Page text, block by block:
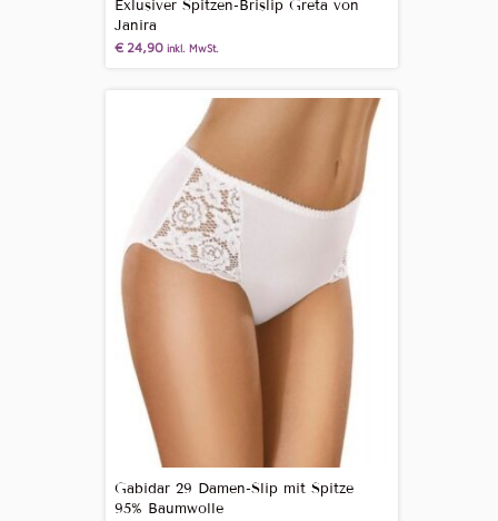
Exlusiver Spitzen-Brislip Greta von
Janira
€24,90 inkl. MwSt.
Gabidar 29 Damen-Slip mit Spitze
95% Baumwolle